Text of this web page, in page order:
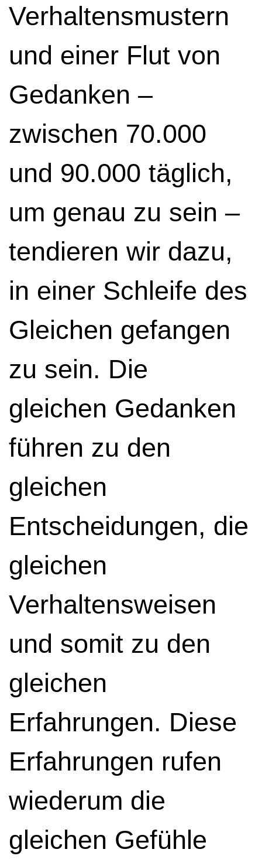
Verhaltensmustern
und einer Flut von
Gedanken –
zwischen 70.000
und 90.000 täglich,
um genau zu sein –
tendieren wir dazu,
in einer Schleife des
Gleichen gefangen
zu sein. Die
gleichen Gedanken
führen zu den
gleichen
Entscheidungen, die
gleichen
Verhaltensweisen
und somit zu den
gleichen
Erfahrungen. Diese
Erfahrungen rufen
wiederum die
gleichen Gefühle